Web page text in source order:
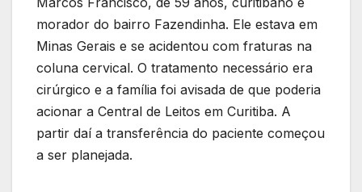
morador do bairro Fazendinha. Ele estava em
Minas Gerais e se acidentou com fraturas na
coluna cervical. O tratamento necessário era
cirúrgico e a família foi avisada de que poderia
acionar a Central de Leitos em Curitiba. A
partir daí a transferência do paciente começou
a ser planejada.